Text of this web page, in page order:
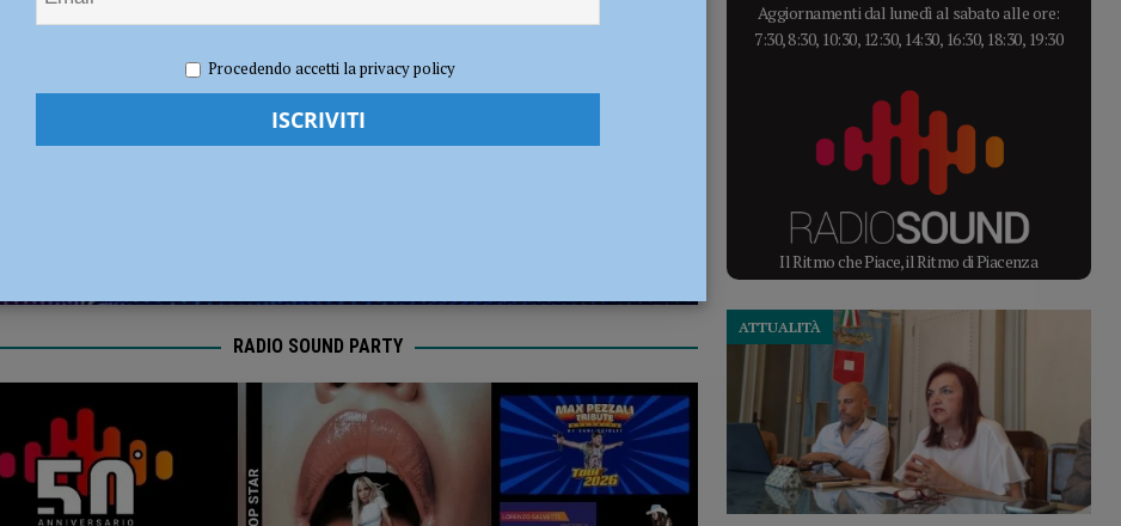
(FdI): “Verificare subito la situazione nella provincia di Piacenza”
Redazione FG Attualità
RADIO SOUND PARTY
Aggiornamenti dal lunedì al sabato alle ore:
7:30, 8:30, 10:30, 12:30, 14:30, 16:30, 18:30, 19:30
Il Ritmo che Piace, il Ritmo di Piacenza
ATTUALITÀ
Procedendo accetti la privacy policy